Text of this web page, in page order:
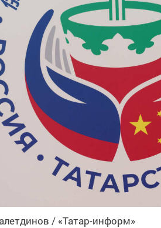
/ «Татар-информ»